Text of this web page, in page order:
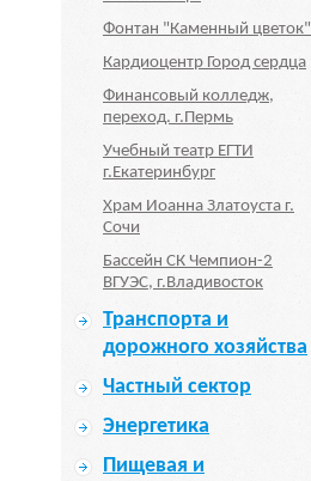
Фонтан "Каменный цветок"
Кардиоцентр Город сердца
Финансовый колледж,
переход. г.Пермь
Учебный театр ЕГТИ
г.Екатеринбург
Храм Иоанна Златоуста г.
Сочи
Бассейн СК Чемпион-2
ВГУЭС, г.Владивосток
Транспорта и
дорожного хозяйства
Частный сектор
Энергетика
Пищевая и